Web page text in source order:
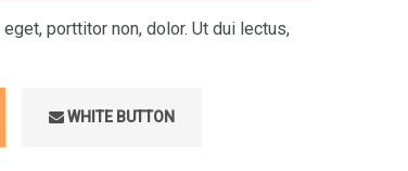
porttitor non, dolor. Ut dui lectus,
WHITE BUTTON